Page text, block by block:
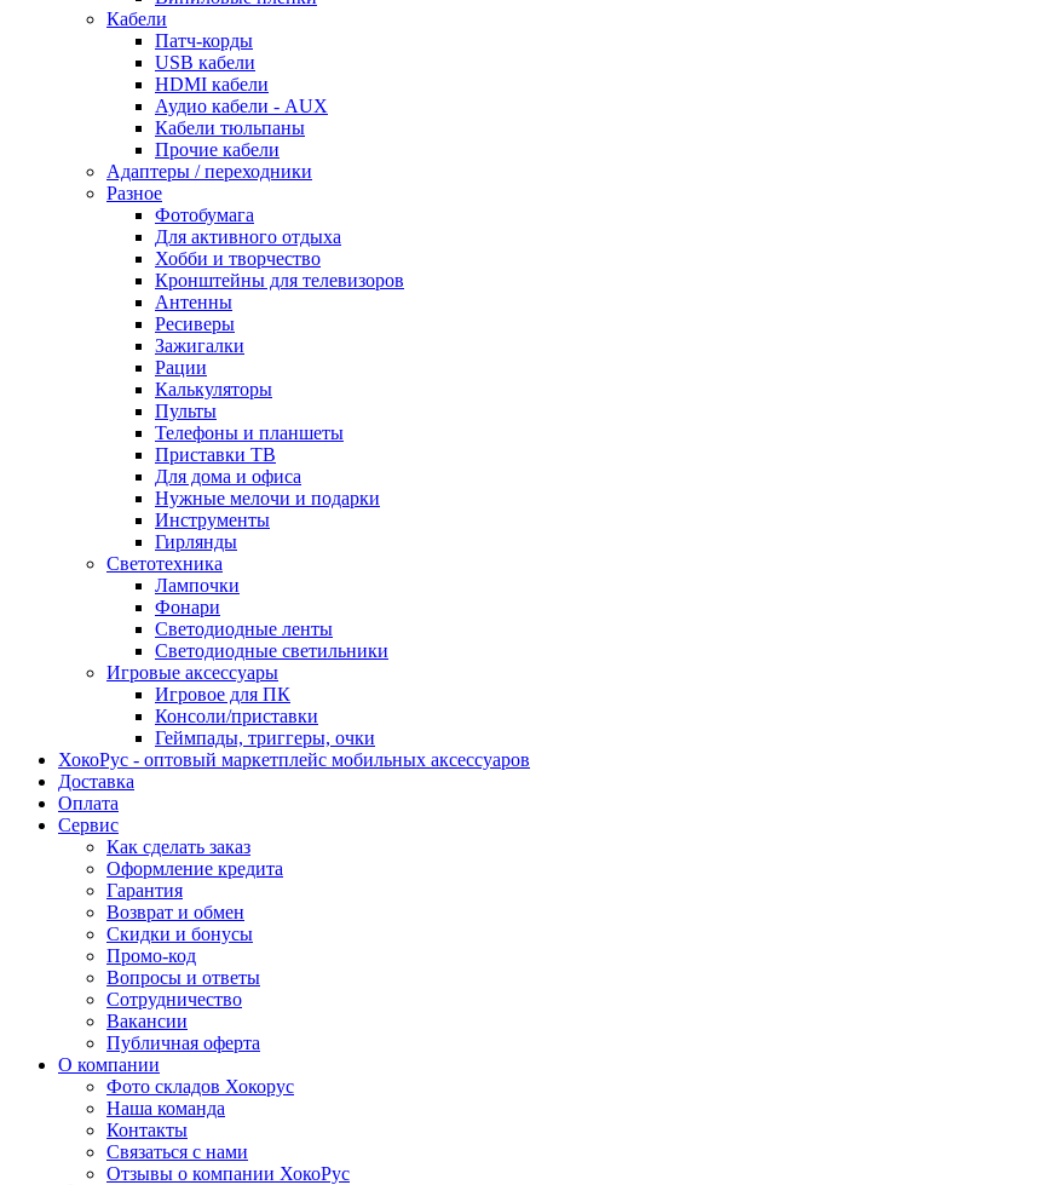
Кабели
Патч-корды
USB кабели
HDMI кабели
Аудио кабели - AUX
Кабели тюльпаны
Прочие кабели
Адаптеры / переходники
Разное
Фотобумага
Для активного отдыха
Хобби и творчество
Кронштейны для телевизоров
Антенны
Ресиверы
Зажигалки
Рации
Калькуляторы
Пульты
Телефоны и планшеты
Приставки ТВ
Для дома и офиса
Нужные мелочи и подарки
Инструменты
Гирлянды
Светотехника
Лампочки
Фонари
Светодиодные ленты
Светодиодные светильники
Игровые аксессуары
Игровое для ПК
Консоли/приставки
Геймпады, триггеры, очки
ХокоРус - оптовый маркетплейс мобильных аксессуаров
Доставка
Оплата
Сервис
Как сделать заказ
Оформление кредита
Гарантия
Возврат и обмен
Скидки и бонусы
Промо-код
Вопросы и ответы
Сотрудничество
Вакансии
Публичная оферта
О компании
Фото складов Хокорус
Наша команда
Контакты
Связаться с нами
Отзывы о компании ХокоРус